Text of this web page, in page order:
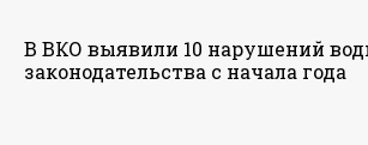
В ВКО выявили 10 нарушений
законодательства с начала года